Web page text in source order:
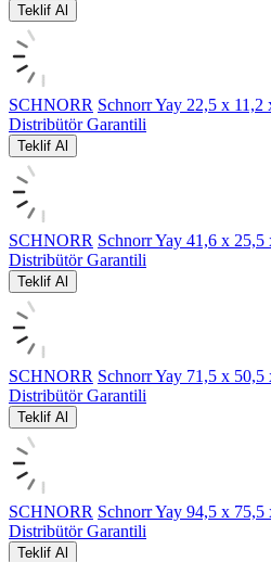
Teklif Al
SCHNORR Schnorr Yay 22,5 x
Distribütör Garantili
Teklif Al
SCHNORR Schnorr Yay 41,6 x
Distribütör Garantili
Teklif Al
SCHNORR Schnorr Yay 71,5 x
Distribütör Garantili
Teklif Al
SCHNORR Schnorr Yay 94,5 x
Distribütör Garantili
Teklif Al